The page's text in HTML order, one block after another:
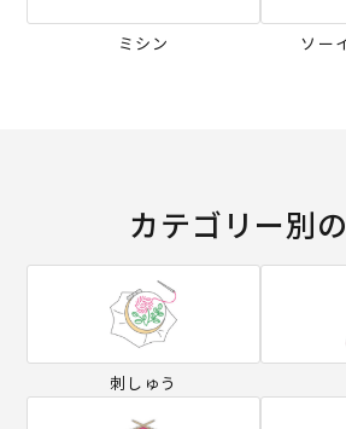
ミシン ソー
カテゴリー別
刺しゅう